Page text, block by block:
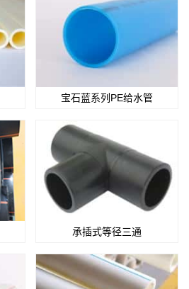
宝石蓝系列PE给水管
承插式等径三通